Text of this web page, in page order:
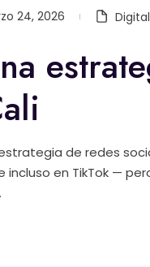
24, 2026
de redes
incluso en TikTok —